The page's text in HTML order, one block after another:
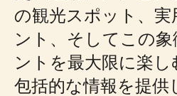
の観光スポット、実
ント、そしてこの
ントを最大限に楽
包括的な情報を提供